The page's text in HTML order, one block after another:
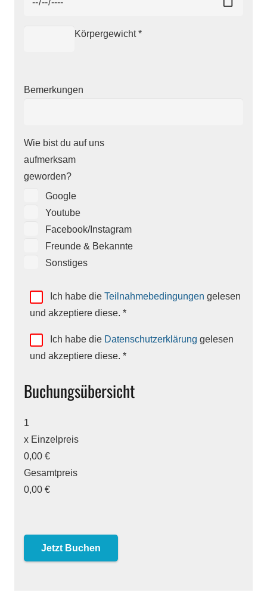
Körpergewicht*
Bemerkungen
Wie bist du auf uns
aufmerksam
geworden?
Google
Youtube
Facebook/Instagram
Freunde & Bekannte
Sonstiges
Ich habe die Teilnahmebedingungen gelesen
und akzeptiere diese. *
Ich habe die Datenschutzerklärung gelesen
und akzeptiere diese. *
Buchungsübersicht
1
x Einzelpreis
0,00 €
Gesamtpreis
0,00 €